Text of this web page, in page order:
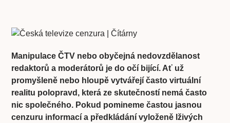
Manipulace ČTV nebo obyčejná nedovzdělanost
redaktorů a moderátorů je do očí bijící. Ať už
promyšleně nebo hloupě vytvářejí často virtuální
realitu polopravd, která ze skutečností nemá často
nic společného. Pokud pomineme častou jasnou
cenzuru informací a předkládání vyloženě lživých